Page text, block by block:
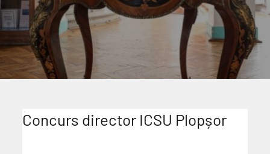
Concurs director ICSU Plopșor